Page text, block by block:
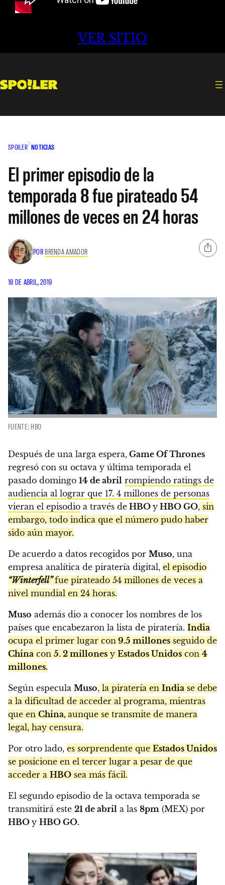
VER SITIO
SPOILER NOTICIAS
El primer episodio de la
temporada 8 fue pirateado 54
millones de veces en 24 horas
POR BRENDA AMADOR
18 DE ABRIL, 2019
FUENTE: HBO
Después de una larga espera, Game Of Thrones
regresó con su octava y última temporada el
pasado domingo 14 de abril rompiendo ratings de
audiencia al lograr que 17. 4 millones de personas
vieran el episodio a través de HBO y HBO GO, sin
embargo, todo indica que el número pudo haber
sido aún mayor.
De acuerdo a datos recogidos por Muso, una
empresa analítica de piratería digital, el episodio
“Winterfell” fue pirateado 54 millones de veces a
nivel mundial en 24 horas.
Muso además dio a conocer los nombres de los
países que encabezaron la lista de piratería. India
ocupa el primer lugar con 9.5 millones seguido de
China con 5. 2 millones y Estados Unidos con 4
millones.
Según especula Muso, la piratería en India se debe
a la dificultad de acceder al programa, mientras
que en China, aunque se transmite de manera
legal, hay censura.
Por otro lado, es sorprendente que Estados Unidos
se posicione en el tercer lugar a pesar de que
acceder a HBO sea más fácil.
El segundo episodio de la octava temporada se
transmitirá este 21 de abril a las 8pm (MEX) por
HBO y HBO GO.